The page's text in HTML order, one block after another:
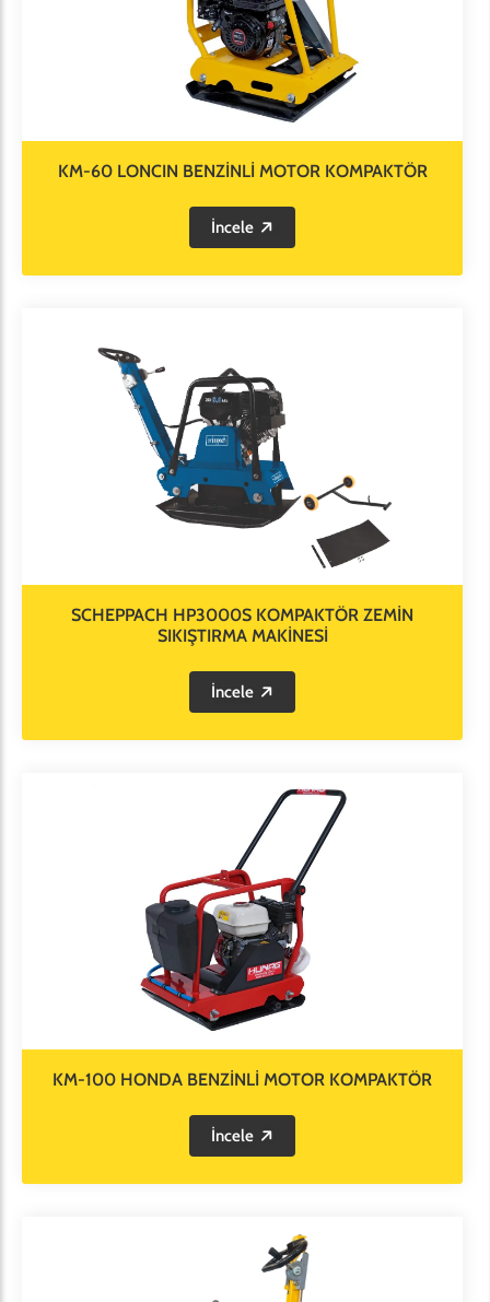
KM-60 LONCIN BENZİNLİ MOTOR KOMPAKTÖR
İncele
SCHEPPACH HP3000S KOMPAKTÖR ZEMİN
SIKIŞTIRMA MAKİNESİ
İncele
KM-100 HONDA BENZİNLİ MOTOR KOMPAKTÖR
İncele